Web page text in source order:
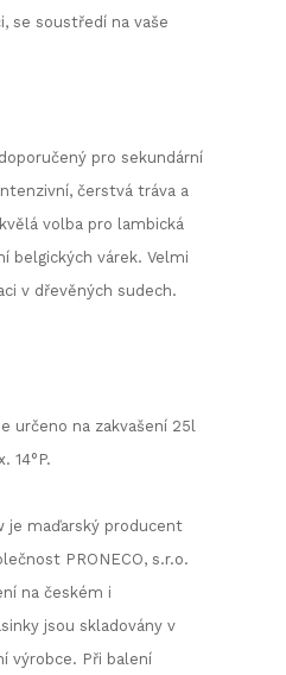
se soustředí na vaše
pro sekundární
čerstvá tráva a
volba pro lambická
belgických várek. Velmi
v dřevěných sudech.
určeno na zakvašení 25l
14°P.
je maďarský producent
PRONECO, s.r.o.
na českém i
jsou skladovány v
výrobce. Při balení